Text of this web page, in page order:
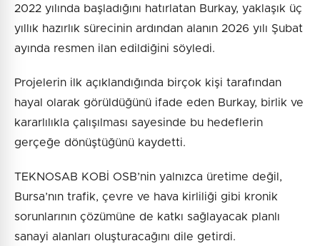
2022 yılında başladığını hatırlatan Burkay, yaklaşık üç
yıllık hazırlık sürecinin ardından alanın 2026 yılı Şubat
ayında resmen ilan edildiğini söyledi.
Projelerin ilk açıklandığında birçok kişi tarafından
hayal olarak görüldüğünü ifade eden Burkay, birlik ve
kararlılıkla çalışılması sayesinde bu hedeflerin
gerçeğe dönüştüğünü kaydetti.
TEKNOSAB KOBİ OSB’nin yalnızca üretime değil,
Bursa’nın trafik, çevre ve hava kirliliği gibi kronik
sorunlarının çözümüne de katkı sağlayacak planlı
sanayi alanları oluşturacağını dile getirdi.